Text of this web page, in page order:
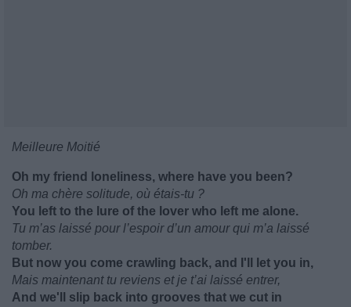
Meilleure Moitié
Oh my friend loneliness, where have you been?
Oh ma chère solitude, où étais-tu ?
You left to the lure of the lover who left me alone.
Tu m’as laissé pour l’espoir d’un amour qui m’a laissé
tomber.
But now you come crawling back, and I'll let you in,
Mais maintenant tu reviens et je t’ai laissé entrer,
And we'll slip back into grooves that we cut in